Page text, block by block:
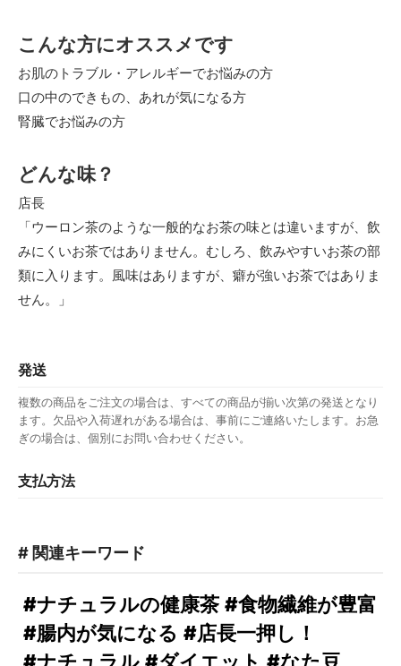
こんな方にオススメです
お肌のトラブル・アレルギーでお悩みの方
口の中のできもの、あれが気になる方
腎臓でお悩みの方
どんな味？
店長
「ウーロン茶のような一般的なお茶の味とは違いますが、飲
みにくいお茶ではありません。むしろ、飲みやすいお茶の部
類に入ります。風味はありますが、癖が強いお茶ではありま
せん。」
発送
複数の商品をご注文の場合は、すべての商品が揃い次第の発送となり
ます。欠品や入荷遅れがある場合は、事前にご連絡いたします。お急
ぎの場合は、個別にお問い合わせください。
支払方法
# 関連キーワード
#ナチュラルの健康茶
#店長一押し！
#腸内が気になる
#食物繊維が豊富